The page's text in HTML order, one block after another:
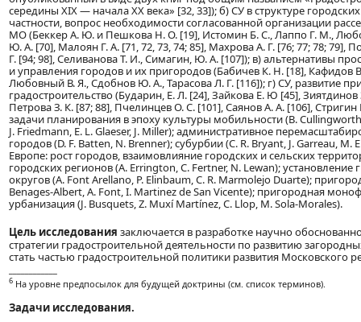
середины XIX — начала XX века» [32, 33]); б) СУ в структуре
частности, вопрос необходимости согласованной организации
МО (Беккер А. Ю. и Пешкова Н. О. [19], Истомин Б. С., Лаппо Г. М.,
Ю. А. [70], Малоян Г. А. [71, 72, 73, 74; 85], Махрова А. Г. [76; 77; 78; 79],
Г. [94; 98], Селиванова Т. И., Симагин, Ю. А. [107]); в) альтернативы
и управления городов и их пригородов (Бабичев К. Н. [18], Кафидов
Любовный В. Я., Сдобнов Ю. А., Тарасова Л. Г. [116]); г) СУ, развитие
градостроительство (Бударин, Е. Л. [24], Зайкова Е. Ю [45], Зиятдинов
Петрова З. К. [87; 88], Пчелинцев О. С. [101], Саянов А. А. [106],
задачи планирования в эпоху культуры мобильности (B. Cullingworth,
J. Friedmann, E. L. Glaeser, J. Miller); административное
городов (D. F. Batten, N. Brenner); субурбии (C. R. Bryant, J. Garreau, M.
Европе: рост городов, взаимовлияние городских и сельских
городских регионов (A. Errington, C. Fertner, N. Lewan); установление
округов (A. Font Arellano, P. Elinbaum, C. R. Marmolejo Duarte);
Benages-Albert, A. Font, I. Martinez de San Vicente); пригородная
урбанизация (J. Busquets, Z. Muxí Martínez, C. Llop, M. Sola-Morales).
Цель исследования заключается в разработке научно
стратегии градостроительной деятельности по развитию
стать частью градостроительной политики развития Московского
6 На уровне предпосылок для будущей доктрины (см. список терминов).
Задачи исследования.